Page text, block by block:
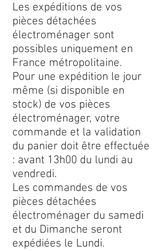
Les expéditions de vos
pièces détachées
électroménager sont
possibles uniquement en
France métropolitaine.
Pour une expédition le jour
même (si disponible en
stock) de vos pièces
électroménager, votre
commande et la validation
du panier doit être effectuée
: avant 13h00 du lundi au
vendredi.
Les commandes de vos
pièces détachées
électroménager du samedi
et du Dimanche seront
expédiées le Lundi.